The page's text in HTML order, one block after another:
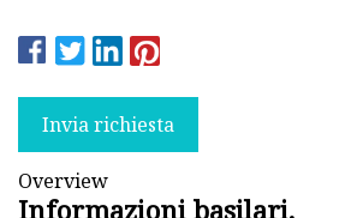
Invia richiesta
Overview
Informazioni basilari.